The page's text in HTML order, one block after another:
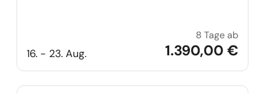
16. - 23. Aug.
8 Tage ab
1.390,00 €